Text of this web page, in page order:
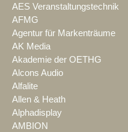
AES Veranstaltungstechnik
AFMG
Agentur für Markenträume
AK Media
Akademie der OETHG
Alcons Audio
Alfalite
Allen & Heath
Alphadisplay
AMBION